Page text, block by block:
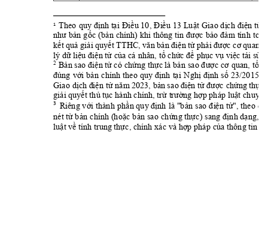
1 Theo quy định tại Điều 10, Điều 13 Luật Giao dịch điện tử
như bản gốc (bản chính) khi thông tin được bảo đảm tính
kếtquả giải quyết TTHC, văn bản điện tử phải được cơquan
lý dữ liệu điện tử của cá nhân, tổ chức để phục vụ việc tái sử
2 Bản sao điện tử có chứng thực là bản sao được cơ quan, tổ
đúng với bản chính theo quy định tại Nghị định số 23/2015/
Giao dịch điện tử năm 2023, bản sao điện tử được chứng thực
giải quyết thủ tục hành chính, trừ trường hợp pháp luật chuy
3 Riêng với thành phần quy định là "bản sao điện tử", theo
nét từ bản chính (hoặc bản sao chứng thực) sang định dạng,
luật về tính trung thực, chính xác và hợp pháp của thông tin kê